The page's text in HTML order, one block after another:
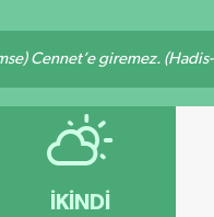
Cennet’e giremez.
İKINDI